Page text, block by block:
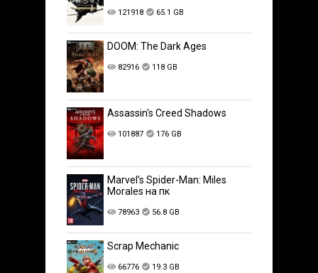
121918 65.1 GB
DOOM: The Dark Ages
82916 118 GB
Assassin's Creed Shadows
101887 176 GB
Marvel’s Spider-Man: Miles
Morales на пк
78963 56.8 GB
Scrap Mechanic
66776 19.3 GB